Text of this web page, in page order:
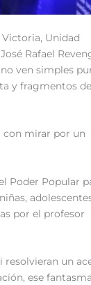
Unidad
Rafael
ven simples
y fragmentos
con mirar por un
Poder Popular
por el profesor
resolvieran un
ese fantasma